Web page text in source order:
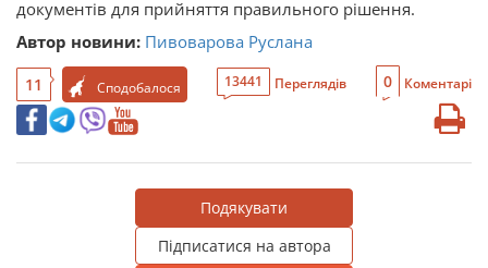
документів для прийняття правильного рішення.
Автор новини: Пивоварова Руслана
11 Сподобалося 13441 Переглядів 0 Коментарі
Подякувати
Підписатися на автора